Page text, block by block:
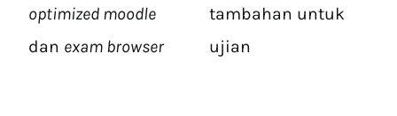
optimized moodle
dan exam browser
tambahan untuk
ujian